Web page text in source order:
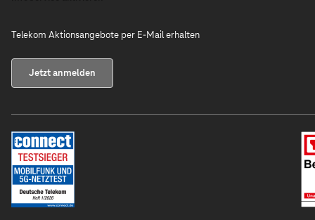
Telekom Aktionsangebote per E-Mail erhalten
Jetzt anmelden